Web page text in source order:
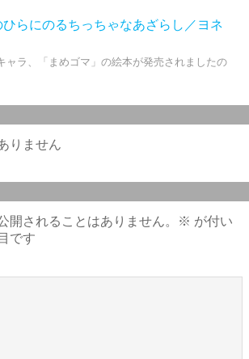
らにのるちっちゃなあざらし／ヨネ
ャラ、「まめゴマ」の絵本が発売されましたの
りません
開されることはありません。 ※ が付い
です